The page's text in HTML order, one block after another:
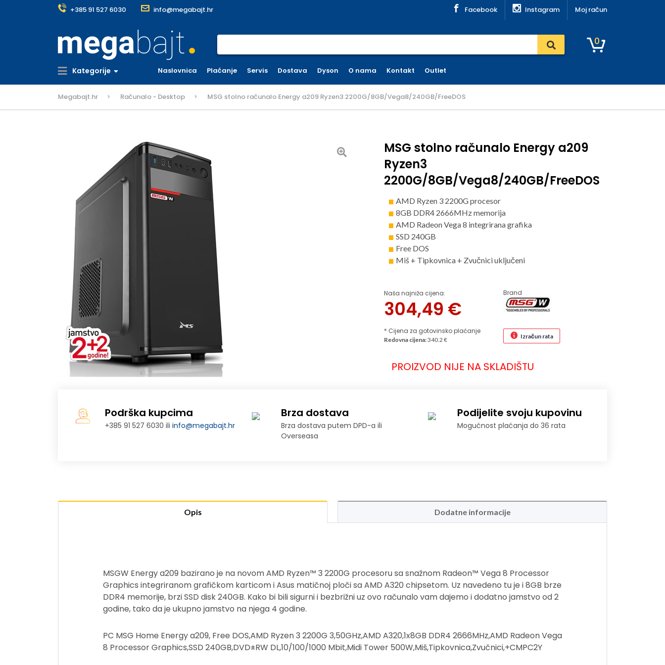
+385 91 527 6030 info@megabajt.hr Facebook Instagram Moj račun
0
Kategorije Naslovnica Plaćanje Servis Dostava Dyson O nama Kontakt Outlet
Megabajt.hr Računalo - Desktop MSG stolno računalo Energy a209 Ryzen3 2200G/8GB/Vega8/240GB/FreeDOS
MSG stolno računalo Energy a209
Ryzen3
2200G/8GB/Vega8/240GB/FreeDOS
AMD Ryzen 3 2200G procesor
8GB DDR4 2666MHz memorija
AMD Radeon Vega 8 integrirana grafika
SSD 240GB
Free DOS
Miš + Tipkovnica + Zvučnici uključeni
Naša najniža cijena:
304,49 €
* Cijena za gotovinsko plaćanje
Brand
Redovna cijena:340.2 € Izračun rata
PROIZVOD NIJE NA SKLADIŠTU
Podrška kupcima
+385 91 527 6030 iliinfo@megabajt.hr
Brza dostava
Brza dostava putem DPD-a ili
Overseasa
Podijelite svoju kupovinu
Mogućnost plaćanja do 36 rata
Opis Dodatne informacije
MSGW Energy a209 bazirano je na novom AMD Ryzen™ 3 2200G procesoru sa snažnom Radeon™ Vega 8 Processor
Graphics integriranom grafičkom karticom i Asus matičnoj ploči sa AMD A320 chipsetom. Uz navedeno tu je i 8GB brze
DDR4 memorije, brzi SSD disk 240GB. Kako bi bili sigurni i bezbrižni uz ovo računalo vam dajemo i dodatno jamstvo od 2
godine, tako da je ukupno jamstvo na njega 4 godine.
PC MSG Home Energy a209, Free DOS,AMD Ryzen 3 2200G 3,50GHz,AMD A320,1x8GB DDR4 2666MHz,AMD Radeon Vega
8 Processor Graphics,SSD 240GB,DVD±RW DL,10/100/1000 Mbit,Midi Tower 500W,Miš,Tipkovnica,Zvučnici,+CMPC2Y